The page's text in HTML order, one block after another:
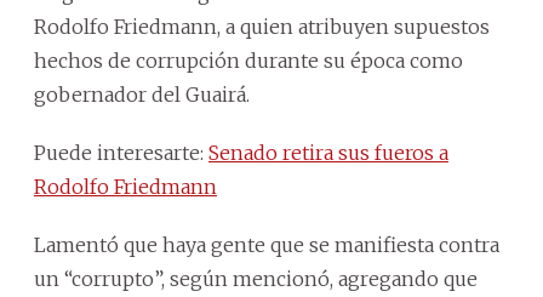
Rodolfo Friedmann, a quien atribuyen supuestos
hechos de corrupción durante su época como
gobernador del Guairá.
Puede interesarte: Senado retira sus fueros a
Rodolfo Friedmann
Lamentó que haya gente que se manifiesta contra
un “corrupto”, según mencionó, agregando que